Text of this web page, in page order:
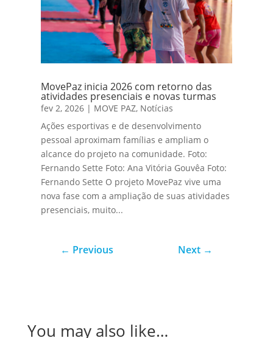
MovePaz inicia 2026 com retorno das
atividades presenciais e novas turmas
fev 2, 2026 | MOVE PAZ, Notícias
Ações esportivas e de desenvolvimento
pessoal aproximam famílias e ampliam o
alcance do projeto na comunidade. Foto:
Fernando Sette Foto: Ana Vitória Gouvêa Foto:
Fernando Sette O projeto MovePaz vive uma
nova fase com a ampliação de suas atividades
presenciais, muito...
← Previous Next →
You may also like…